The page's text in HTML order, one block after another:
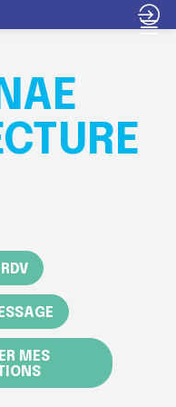
MES